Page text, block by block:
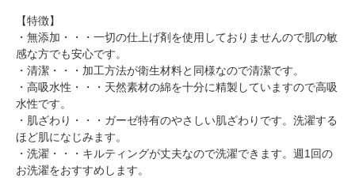
【特徴】
・無添加・・・一切の仕上げ剤を使用しておりませんので肌の敏
感な方でも安心です。
・清潔・・・加工方法が衛生材料と同様なので清潔です。
・高吸水性・・・天然素材の綿を十分に精製していますので高吸
水性です。
・肌ざわり・・・ガーゼ特有のやさしい肌ざわりです。洗濯する
ほど肌になじみます。
・洗濯・・・キルティングが丈夫なので洗濯できます。週1回の
お洗濯をおすすめします。